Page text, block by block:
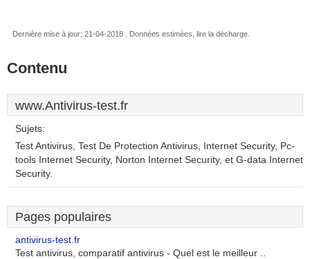
Dernière mise à jour: 21-04-2018 . Données estimées, lire la décharge.
Contenu
www.Antivirus-test.fr
Sujets:
Test Antivirus, Test De Protection Antivirus, Internet Security, Pc-
tools Internet Security, Norton Internet Security, et G-data Internet
Security.
Pages populaires
antivirus-test.fr
Test antivirus, comparatif antivirus - Quel est le meilleur ..